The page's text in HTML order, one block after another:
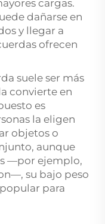
cargas.
dañarse en
y llegar a
ofrecen
suele ser más
convierte en
es
la eligen
objetos o
aunque
—por ejemplo,
su bajo peso
para